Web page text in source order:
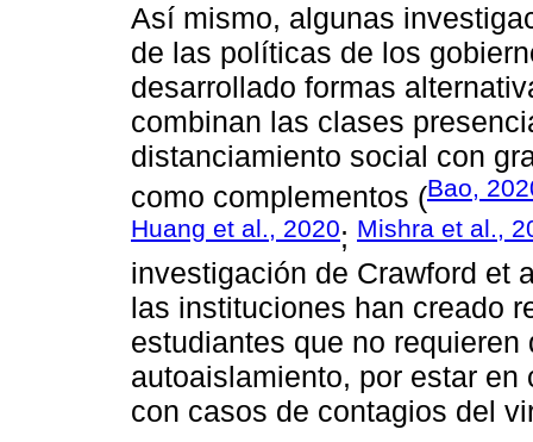
Así mismo, algunas
de las políticas de los
desarrollado formas
combinan las clases
distanciamiento social con
como complementos (Bao,
Huang et al., 2020; Mishra et al.,
investigación de Crawford et
las instituciones han creado
estudiantes que no
autoaislamiento, por estar
con casos de contagios del